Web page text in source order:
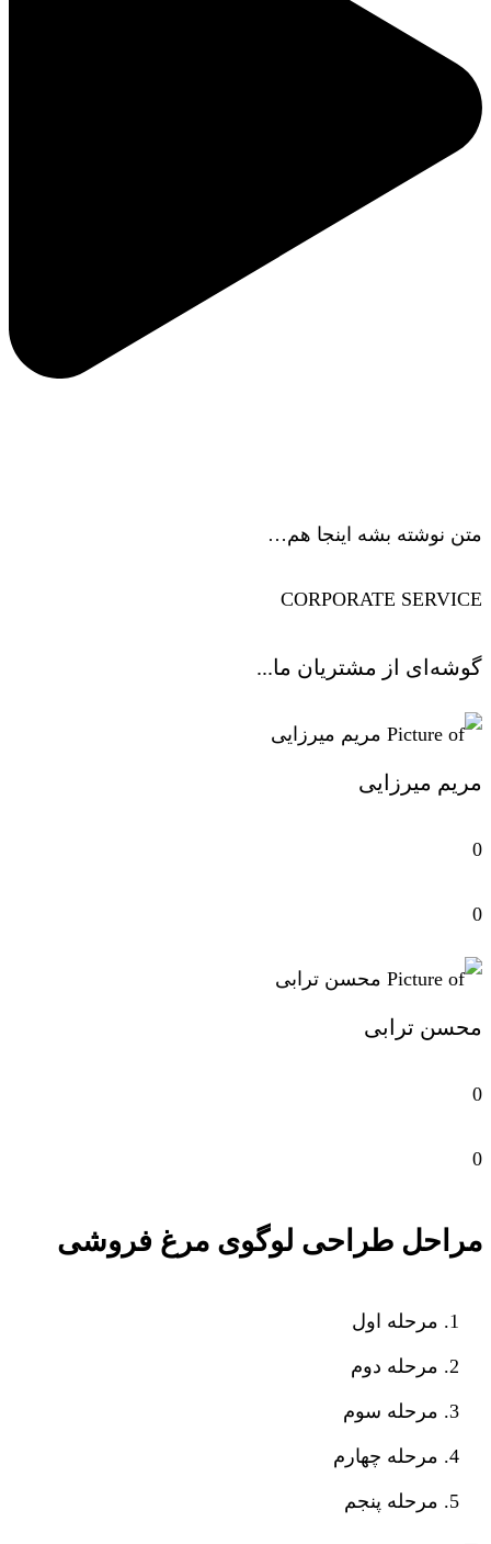
متن نوشته بشه اینجا هم…
CORPORATE SERVICE
گوشه‌ای از مشتریان ما...
مریم میرزایی
0
0
محسن ترابی
0
0
مراحل طراحی لوگوی مرغ فروشی
مرحله اول
مرحله دوم
مرحله سوم
مرحله چهارم
مرحله پنجم